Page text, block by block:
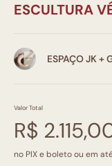
ESCULTURA
ESPAÇO JK +
Valor Total
R$
no PIX e boleto ou em